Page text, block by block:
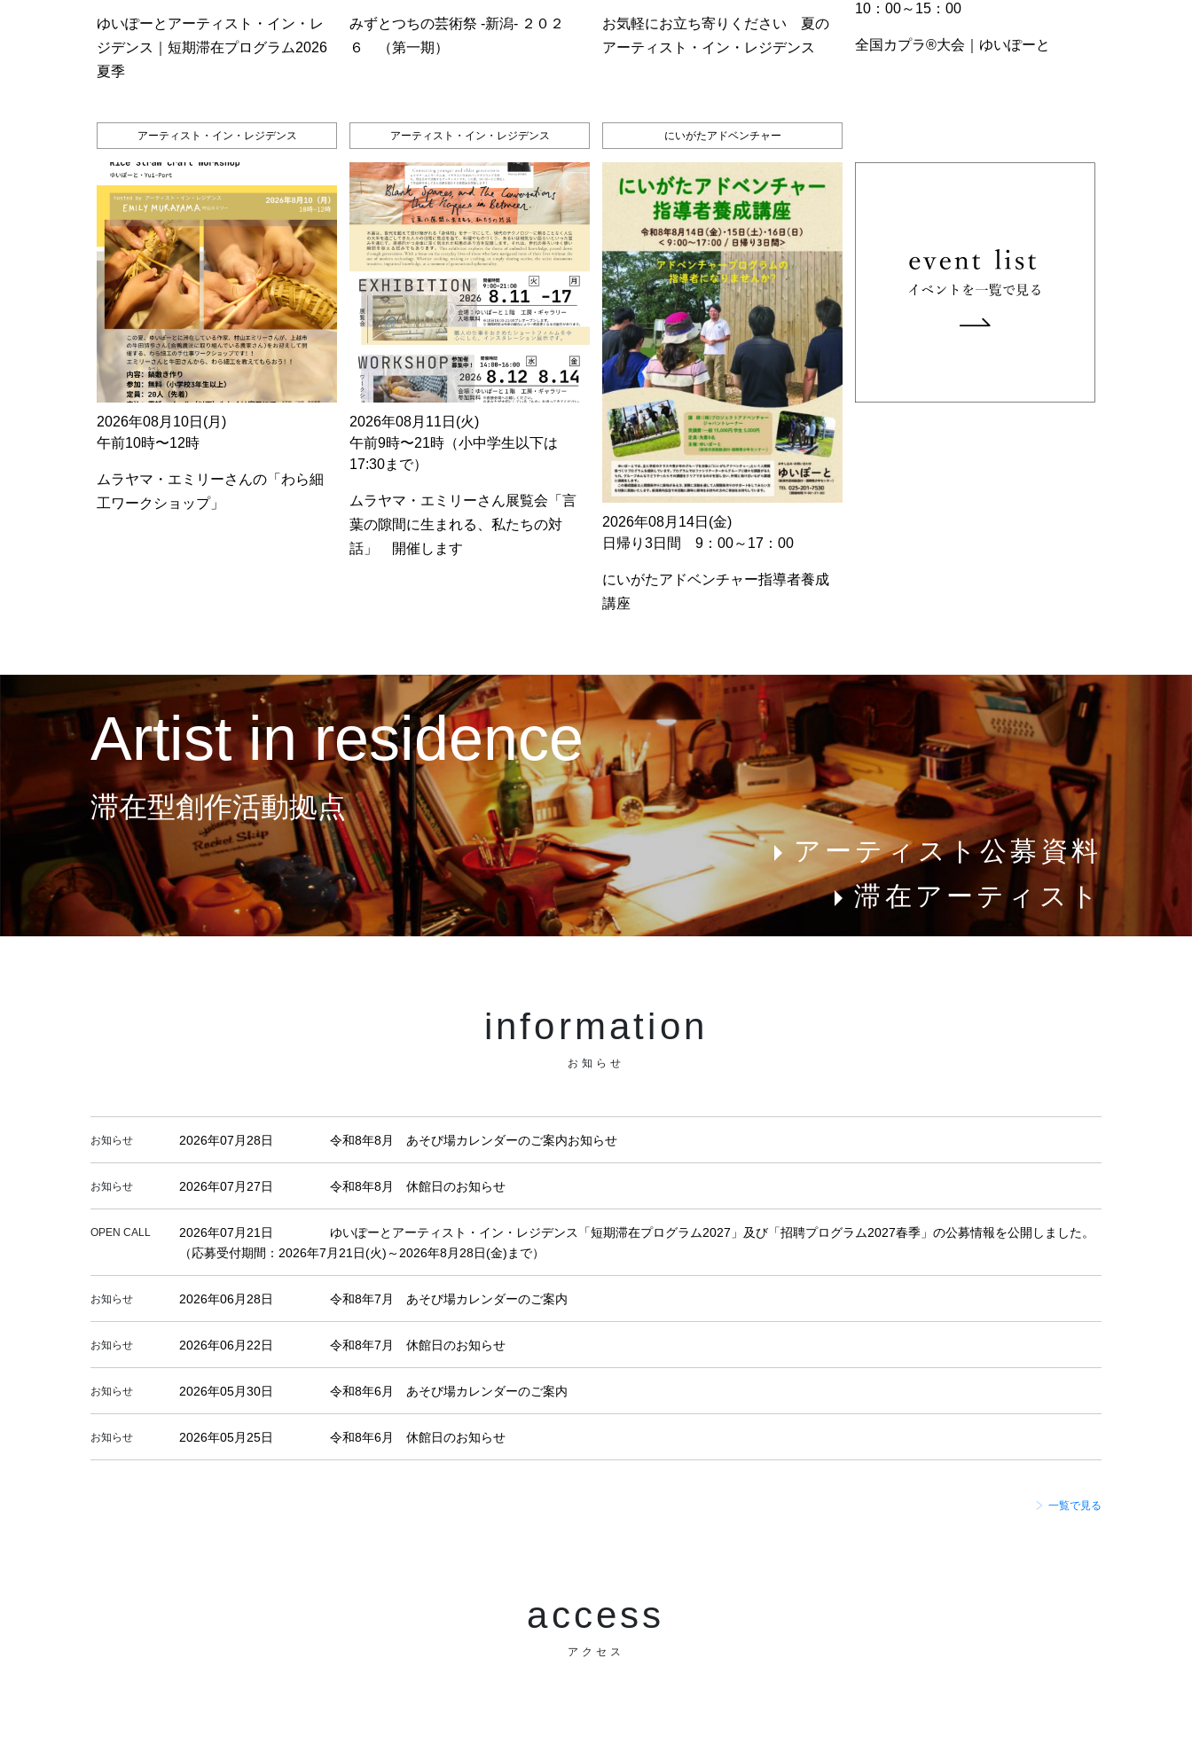
ゆいぽーとアーティスト・イン・レ
ジデンス｜短期滞在プログラム2026
夏季
みずとつちの芸術祭 ‐新潟‐ ２０２
６ （第一期）
お気軽にお立ち寄りください 夏の
アーティスト・イン・レジデンス
10：00～15：00
全国カプラ®大会｜ゆいぽーと
アーティスト・イン・レジデンス
2026年08月10日(月)
午前10時〜12時
ムラヤマ・エミリーさんの「わら細
工ワークショップ」
アーティスト・イン・レジデンス
2026年08月11日(火)
午前9時〜21時（小中学生以下は
17:30まで）
ムラヤマ・エミリーさん展覧会「言
葉の隙間に生まれる、私たちの対
話」 開催します
にいがたアドベンチャー
2026年08月14日(金)
日帰り3日間 9：00～17：00
にいがたアドベンチャー指導者養成
講座
Artist in residence
滞在型創作活動拠点
アーティスト公募資料
滞在アーティスト
information
お知らせ
お知らせ 2026年07月28日 令和8年8月 あそび場カレンダーのご案内お知らせ
お知らせ 2026年07月27日 令和8年8月 休館日のお知らせ
OPEN CALL 2026年07月21日
ゆいぽーとアーティスト・イン・レジデンス「短期滞在プログラム2027」及び「招聘プログラム2027春季」の公募情報を公開しました。
（応募受付期間：2026年7月21日(火)～2026年8月28日(金)まで）
お知らせ 2026年06月28日 令和8年7月 あそび場カレンダーのご案内
お知らせ 2026年06月22日 令和8年7月 休館日のお知らせ
お知らせ 2026年05月30日 令和8年6月 あそび場カレンダーのご案内
お知らせ 2026年05月25日 令和8年6月 休館日のお知らせ
一覧で見る
access
アクセス